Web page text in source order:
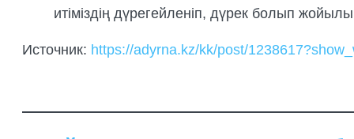
итіміздің дүрегейленіп, дүрек болып
Источник: https://adyrna.kz/kk/post/